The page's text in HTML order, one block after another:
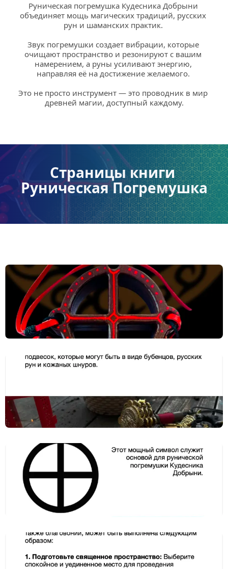
Руническая погремушка Кудесника Добрыни
объединяет мощь магических традиций, русских
рун и шаманских практик.
Звук погремушки создает вибрации, которые
очищают пространство и резонируют с вашим
намерением, а руны усиливают энергию,
направляя её на достижение желаемого.
Это не просто инструмент — это проводник в мир
древней магии, доступный каждому.
Страницы книги
Руническая Погремушка